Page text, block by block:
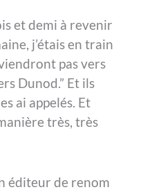
et demi à revenir
j’étais en train
pas vers
Dunod.” Et ils
ai appelés. Et
très, très
éditeur de renom